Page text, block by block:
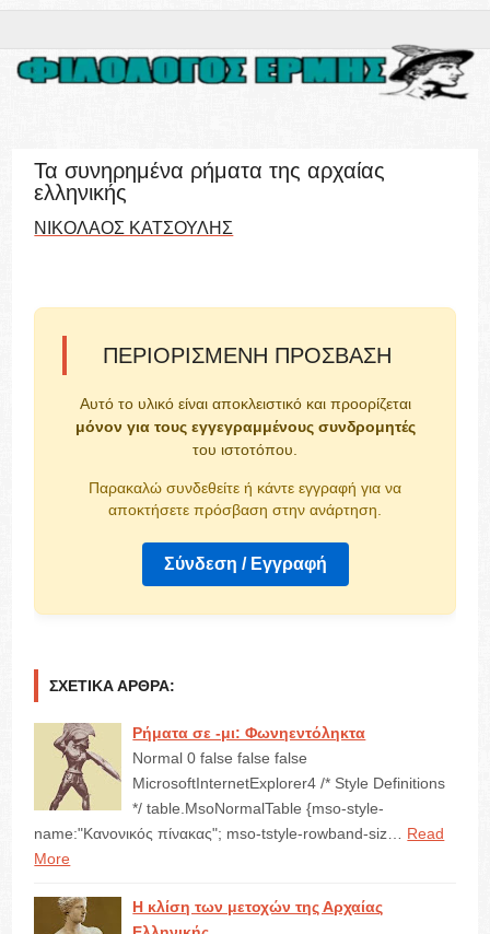
Τα συνηρημένα ρήματα της αρχαίας
ελληνικής
ΝΙΚΟΛΑΟΣ ΚΑΤΣΟΥΛΗΣ
ΠΕΡΙΟΡΙΣΜΈΝΗ ΠΡΌΣΒΑΣΗ
Αυτό το υλικό είναι αποκλειστικό και προορίζεται
μόνον για τους εγγεγραμμένους συνδρομητές
του ιστοτόπου.
Παρακαλώ συνδεθείτε ή κάντε εγγραφή για να
αποκτήσετε πρόσβαση στην ανάρτηση.
Σύνδεση / Εγγραφή
ΣΧΕΤΙΚΆ ΆΡΘΡΑ:
Ρήματα σε -μι: Φωνηεντόληκτα
Normal 0 false false false
MicrosoftInternetExplorer4 /* Style Definitions
*/ table.MsoNormalTable {mso-style-
name:"Κανονικός πίνακας"; mso-tstyle-rowband-siz…
Read
More
Η κλίση των μετοχών της Αρχαίας